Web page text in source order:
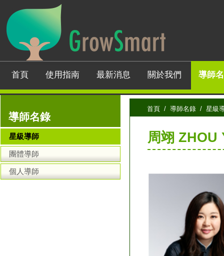
首頁 使用指南 最新消息 關於我們 導師
導師名錄
星級導師
團體導師
個人導師
首頁/ 導師名錄 / 星級
周翊 ZHOU